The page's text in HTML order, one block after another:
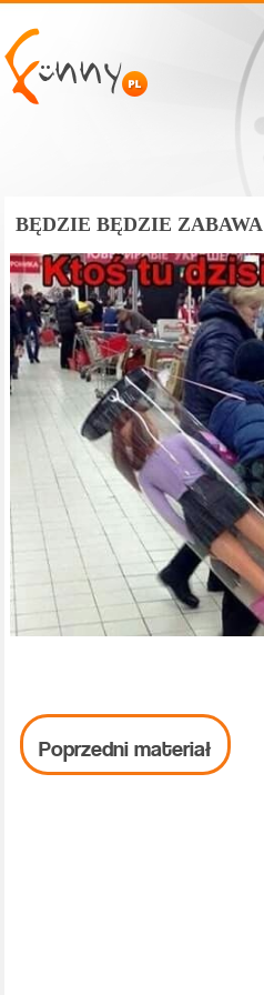
BĘDZIE BĘDZIE ZABAWA
Poprzedni materiał